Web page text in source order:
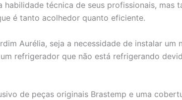
habilidade técnica de seus profissionais, mas
é tanto acolhedor quanto eficiente.
Aurélia, seja a necessidade de instalar um
refrigerador que não está refrigerando
de peças originais Brastemp e uma